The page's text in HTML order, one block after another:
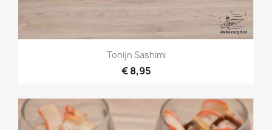
Tonijn Sashimi
€ 8,95